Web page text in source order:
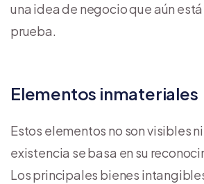
una idea de negocio que aún
prueba.
Elementos inmateriales
Estos elementos no son visibles
existencia se basa en su
Los principales bienes